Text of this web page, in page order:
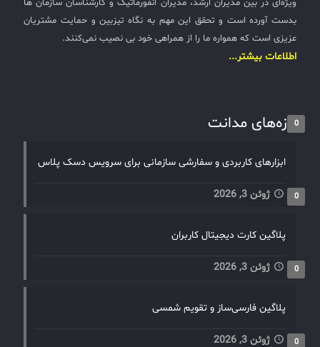
ویژه‌ای در بین مدیران ارشد، مدیران انفورماتیک و کارشناسان سازمان ها
بدست آورده است و تحقق این مهم به نگاه تیزبین و حمایت مشتریان
عزیزی است که همواره ما را از همراهی خود بی نصیب نمی‌کنند.
اطلاعات بیشتر...
تازه‌های مدانت0
ابزارهای کاربردی و سفارشی سازمانی برای سرویس دسک پلاس
ژوئن 3, 2026 0
پلاگین کارت دیجیتال کاربران
ژوئن 3, 2026 0
پلاگین فارسی‌ساز و تقویم شمسی
ژوئن 3, 2026 0